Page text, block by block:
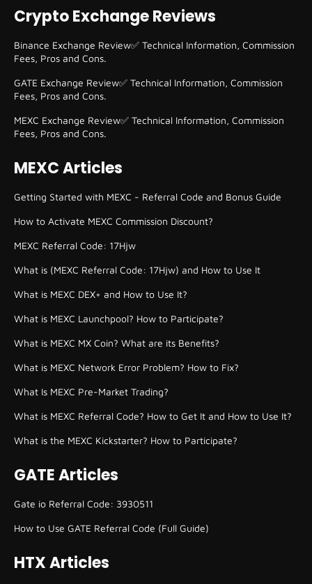
Crypto Exchange Reviews
Binance Exchange Review✅ Technical Information, Commission
Fees, Pros and Cons.
GATE Exchange Review✅ Technical Information, Commission
Fees, Pros and Cons.
MEXC Exchange Review✅ Technical Information, Commission
Fees, Pros and Cons.
MEXC Articles
Getting Started with MEXC - Referral Code and Bonus Guide
How to Activate MEXC Commission Discount?
MEXC Referral Code: 17Hjw
What is (MEXC Referral Code: 17Hjw) and How to Use It
What is MEXC DEX+ and How to Use It?
What is MEXC Launchpool? How to Participate?
What is MEXC MX Coin? What are its Benefits?
What is MEXC Network Error Problem? How to Fix?
What Is MEXC Pre-Market Trading?
What is MEXC Referral Code? How to Get It and How to Use It?
What is the MEXC Kickstarter? How to Participate?
GATE Articles
Gate io Referral Code: 3930511
How to Use GATE Referral Code (Full Guide)
HTX Articles